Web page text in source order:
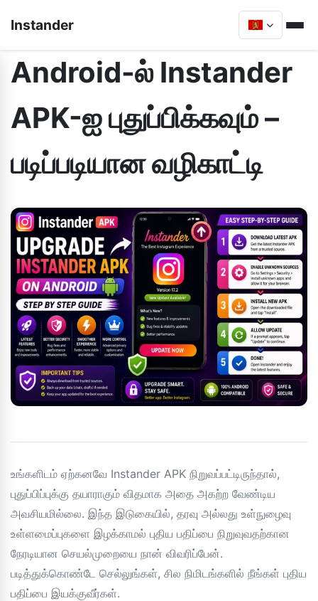
Instander
Android-ல் Instander
APK-ஐ புதுப்பிக்கவும் –
படிப்படியான வழிகாட்டி
உங்களிடம் ஏற்கனவே Instander APK நிறுவப்பட்டிருந்தால்,
புதுப்பிப்புக்கு தயாராகும் விதமாக அதை அகற்ற வேண்டிய
அவசியமில்லை. இந்த இடுகையில், தரவு அல்லது உள்நுழைவு
உள்ளமைப்புகளை இழக்காமல் புதிய பதிப்பை நிறுவுவதற்கான
நேரடியான செயல்முறையை நான் விவரிப்பேன்.
படித்துக்கொண்டே செல்லுங்கள், சில நிமிடங்களில் நீங்கள் புதிய
பதிப்பை இயக்குவீர்கள்.